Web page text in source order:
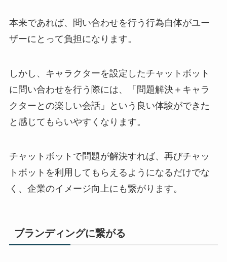
本来であれば、問い合わせを行う行為自体がユー
ザーにとって負担になります。
しかし、キャラクターを設定したチャットボット
に問い合わせを行う際には、「問題解決＋キャラ
クターとの楽しい会話」という良い体験ができた
と感じてもらいやすくなります。
チャットボットで問題が解決すれば、再びチャッ
トボットを利用してもらえるようになるだけでな
く、企業のイメージ向上にも繋がります。
ブランディングに繋がる